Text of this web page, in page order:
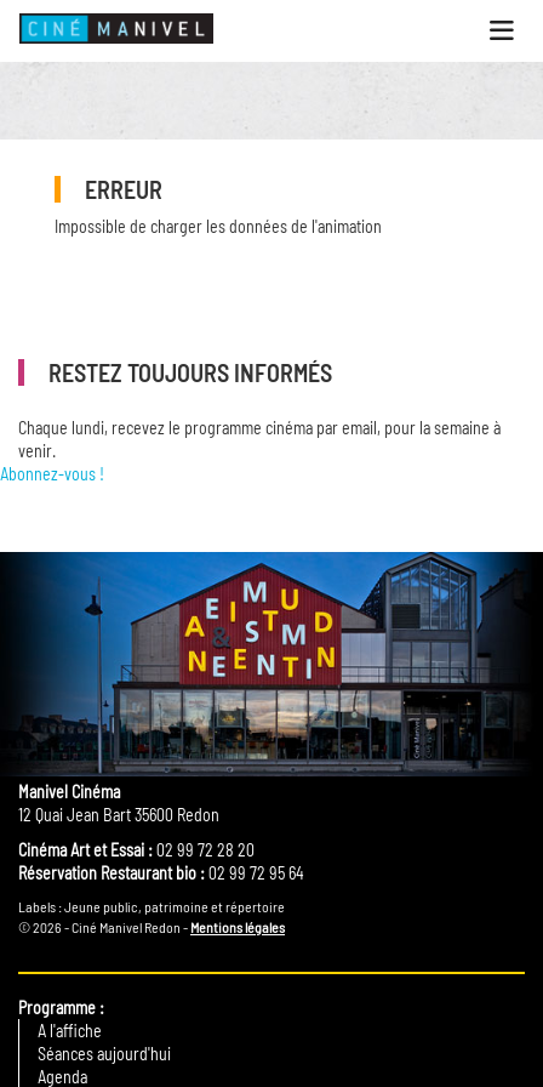
le
menu
PROGRAMME
ANIMATIONS
CINÉ CAFÉ | RESTAURANT
ERREUR
Impossible de charger les données de l'animation
RESTEZ TOUJOURS INFORMÉS
Chaque lundi, recevez le programme cinéma par email, pour la semaine à
venir.
Abonnez-vous !
Manivel Cinéma
12 Quai Jean Bart 35600 Redon
Cinéma Art et Essai :02 99 72 28 20
Réservation Restaurant bio :02 99 72 95 64
Labels : Jeune public, patrimoine et répertoire
© 2026 - Ciné Manivel Redon - Mentions légales
Programme
A l'affiche
Séances aujourd'hui
Agenda